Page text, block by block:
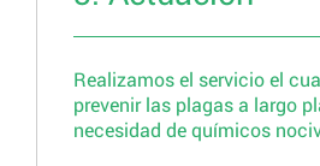
Realizamos el servicio el
prevenir las plagas a largo
necesidad de químicos